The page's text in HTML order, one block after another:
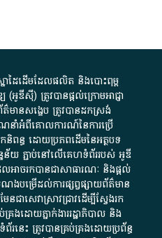
ា​ដៃ​ដើម​ដែល​ផលិត​ និង​បោះពុម្ព​
(អូ​ឌី​ស៊ី)​ ត្រូវ​បាន​ផ្តល់​ក្រោម​អាជ្ញា
មាន​សង្ខេប​ ត្រូវ​បាន​ដកស្រង់​
នាំ​អំពី​គោលការណ៍​នៃ​ការ​ប្រើ
និពន្ធ ដោយ​ប្រភពដើម​នៃ​​អត្ថបទ
ន័យ ​ភ្ជាប់​នៅ​លើ​គេហទំព័រ​របស់​ អូ​ឌី​
អាច​រក​បានជា​សាធារណៈ​ និង​ផ្តល់​
ម្រើ​ដល់ការ​ផ្សព្វផ្សាយ​ព័ត៌មាន​
ា​សេវា​ស្រាវជ្រាវ​ដើម្បី​ស្វែងរក
ង​ដោយ​ភ្នាក់ងារ​រដ្ឋាភិបាល​ និង
រ​នេះ​ ត្រូវ​បាន​គ្រប់គ្រង​ដោយ​ប្រព័ន្ធ​